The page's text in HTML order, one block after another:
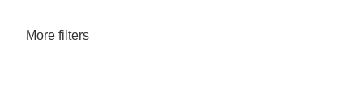
More filters